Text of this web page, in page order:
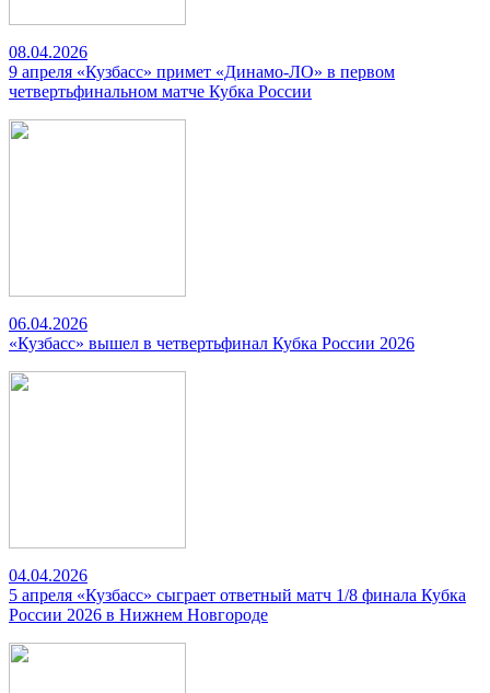
08.04.2026
9 апреля «Кузбасс» примет «Динамо-ЛО» в первом
четвертьфинальном матче Кубка России
06.04.2026
«Кузбасс» вышел в четвертьфинал Кубка России 2026
04.04.2026
5 апреля «Кузбасс» сыграет ответный матч 1/8 финала Кубка
России 2026 в Нижнем Новгороде